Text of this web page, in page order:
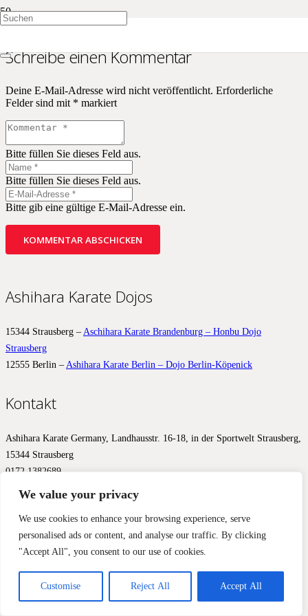
We value your privacy
We use cookies to enhance your browsing experience, serve
personalised ads or content, and analyse our traffic. By clicking
"Accept All", you consent to our use of cookies.
Customise Reject All Accept All
Schreibe einen Kommentar
Deine E-Mail-Adresse wird nicht veröffentlicht. Erforderliche
Felder sind mit * markiert
Bitte füllen Sie dieses Feld aus.
Bitte füllen Sie dieses Feld aus.
Bitte gib eine gültige E-Mail-Adresse ein.
KOMMENTAR ABSCHICKEN
Ashihara Karate Dojos
15344 Strausberg – Aschihara Karate Brandenburg – Honbu Dojo
Strausberg
12555 Berlin – Ashihara Karate Berlin – Dojo Berlin-Köpenick
Kontakt
Ashihara Karate Germany, Landhausstr. 16-18, in der Sportwelt Strausberg,
15344 Strausberg
0172 1382689
© 2017 – 2026 Ashihara.de – Impressum & Datenschutz
Diese Website benutzt Cookies, Google Analytics und Facebook
Pixels, um Ihnen ein optimales Ergebnis zu liefern. Wir aktivieren
diese Werkzeuge erst mit Ihrer Zustimmung. Einverstanden
Nein, nicht einverstanden
Mehr Informationen